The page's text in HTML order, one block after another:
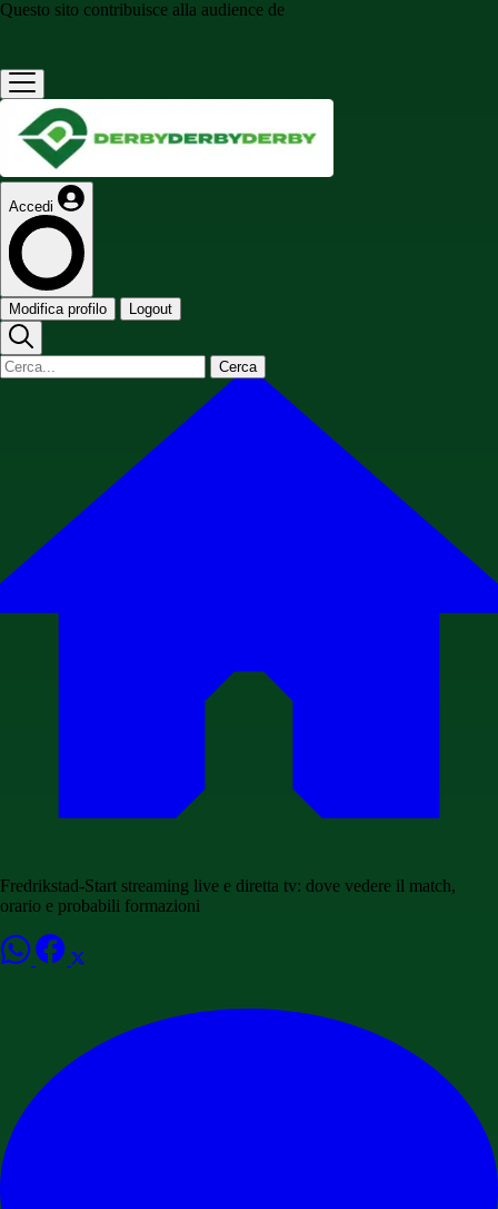
Questo sito contribuisce alla audience de
Accedi
Modifica profilo Logout
Cerca
Fredrikstad-Start streaming live e diretta tv: dove vedere il match,
orario e probabili formazioni